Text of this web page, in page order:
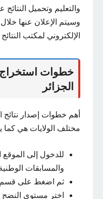
والتعليم وتحميل
وسيتم الإعلان عنها
الإلكتروني لمكتب
خطوات استخراج
الجزائر
أهم خطوات إصدار نتائج
مختلف الولايات هي كما
للدخول إلى الموقع
والمسابقات
ثم اضغط على قسم
اختر مستوى